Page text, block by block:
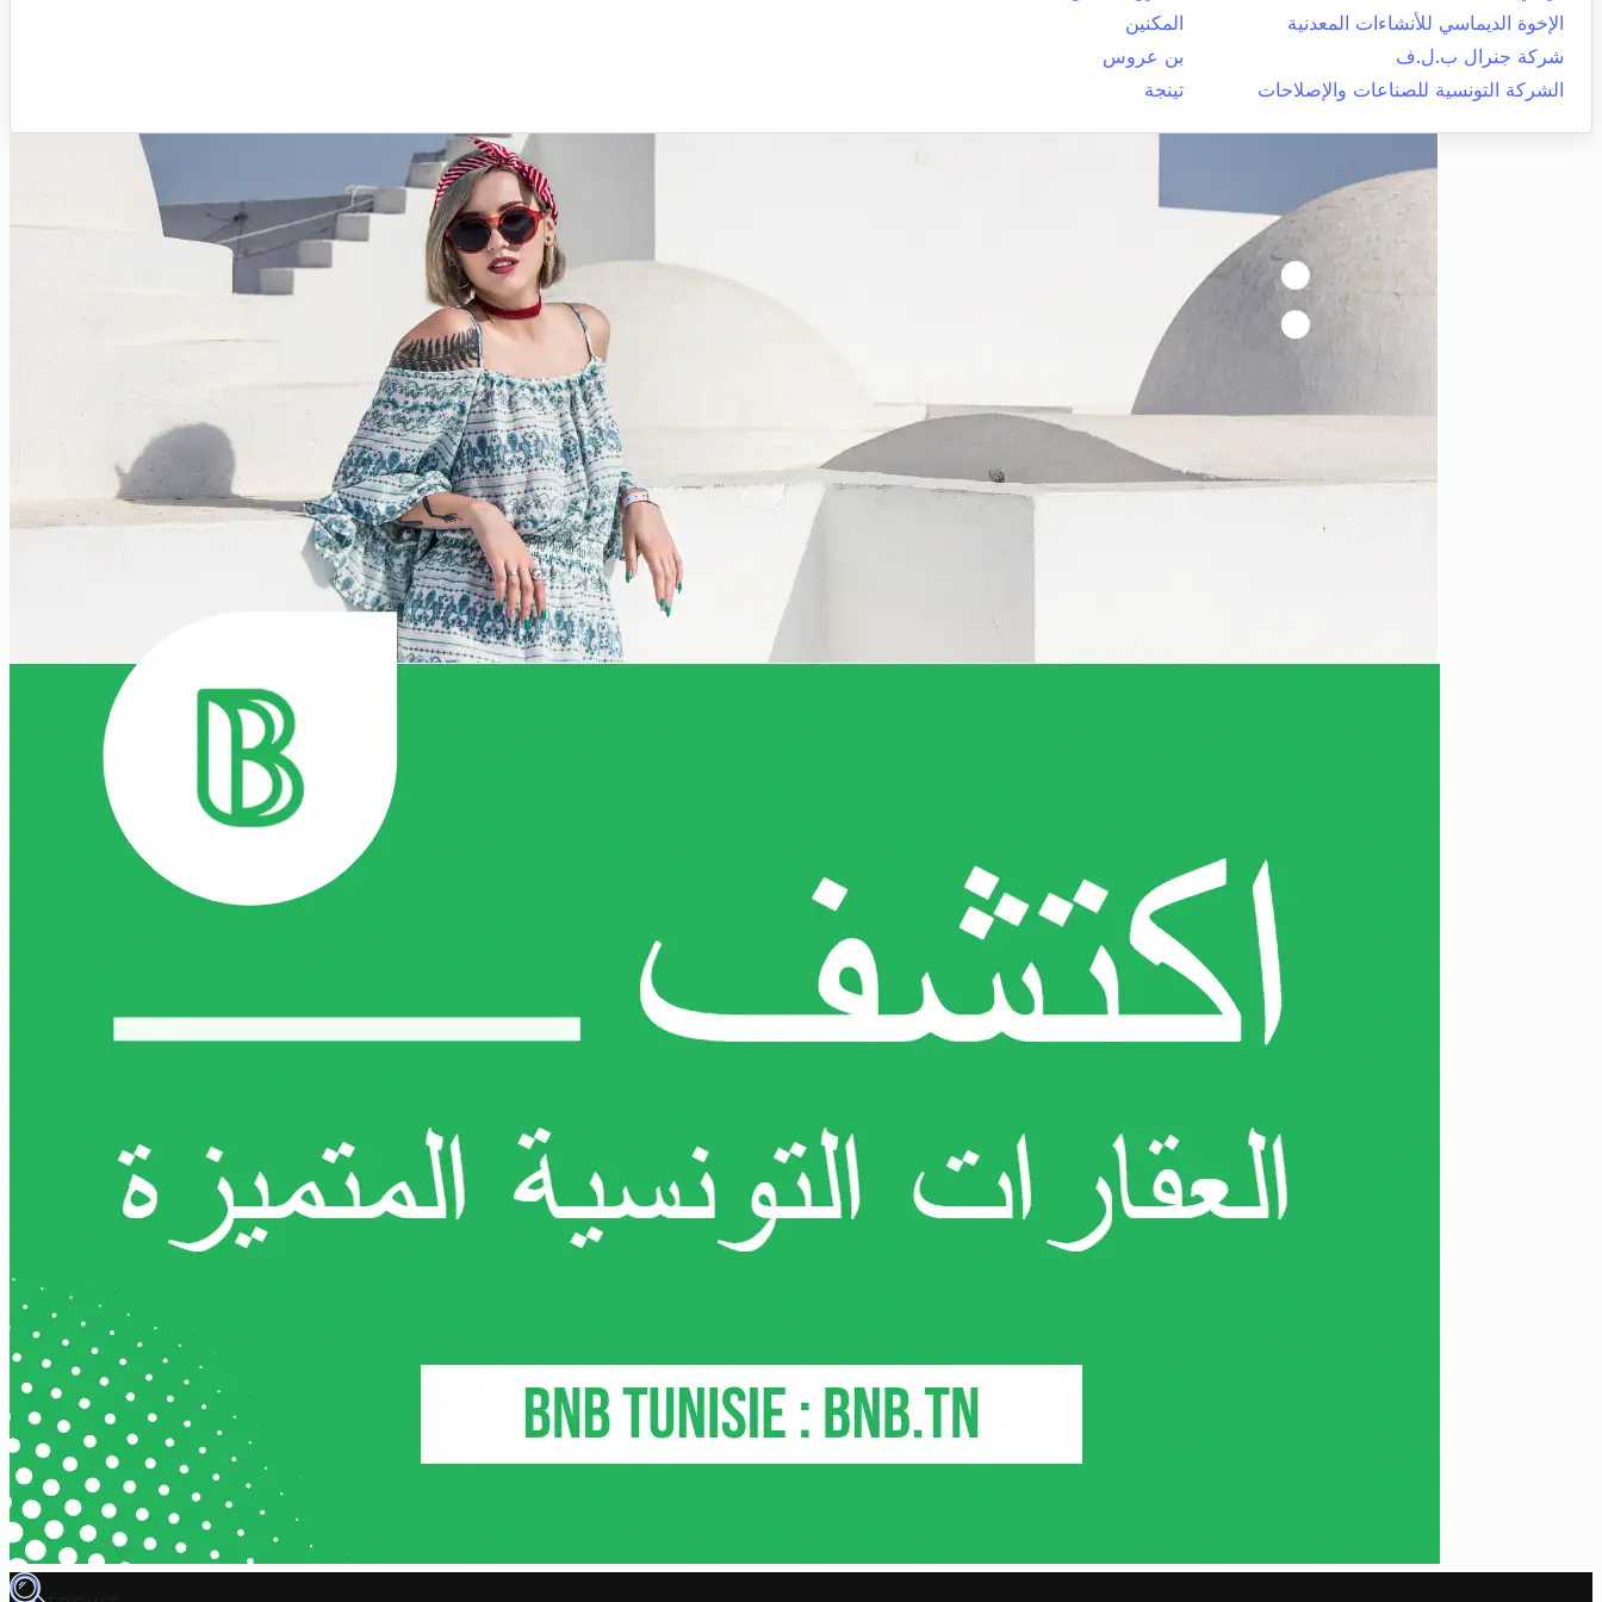
الإخوة الديماسي للأنشاءات المعدنية
المكنين
شركة جنرال ب.ل.ف
بن عروس
الشركة التونسية للصناعات والإصلاحات
تينجة